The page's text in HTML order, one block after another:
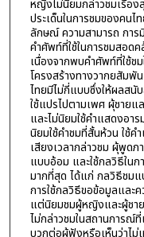
หญิงไม่นิยมกล่าวชมเรื่อง
ประเด็นในการชมของคน
ลักษณ์ ความสามารถ การ
คำศัพท์ที่ใช้ในการชมสอดค
เนื่องจากพบคำศัพท์ที่ใช้ช
โครงสร้างทางวากยสัมพั
ไทยมีไม่กี่แบบซึ่งให้ผลสนั
ใช้แปรไปตามเพศ ผุ้ชาย
และไม่นิยมใช้คำแสดงอา
นิยมใช้คำชมที่สั้นห้วน ใช้ค
เสียงเวลากล่าวชม ผุ้พูดภ
แบบอ้อม และใช้กลวิธีใน
มากที่สุด ได้แก่ กลวิธีชม
การใช้กลวิธีขอข้อมูลแล
แต่นิยมชมผู้หญิงและผู้ชา
ไม่กล่าวชมในสถานการณ์
บวกต่อผู้ฟังหรือเห็นว่าไม่